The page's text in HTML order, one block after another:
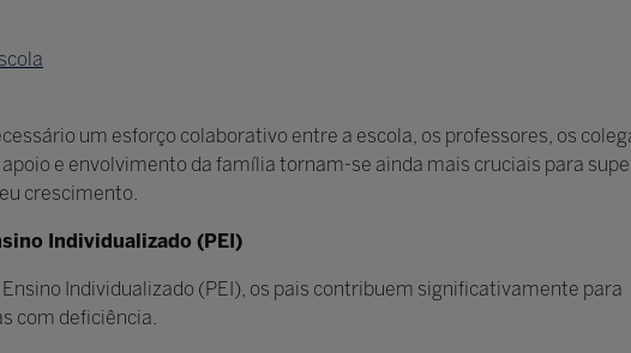
um esforço colaborativo entre a escola, os professores, os
e envolvimento da família tornam-se ainda mais cruciais para
crescimento.
Individualizado (PEI)
Individualizado (PEI), os pais contribuem significativamente para
com deficiência.